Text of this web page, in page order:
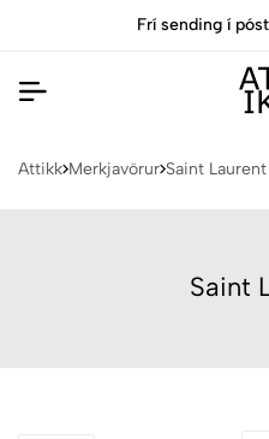
Frí sending í
Attikk Merkjavörur Saint Laurent
Saint